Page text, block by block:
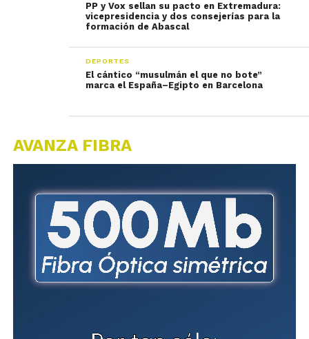
PP y Vox sellan su pacto en Extremadura:
vicepresidencia y dos consejerías para la
formación de Abascal
DEPORTES
El cántico “musulmán el que no bote”
marca el España–Egipto en Barcelona
AVANZA FIBRA